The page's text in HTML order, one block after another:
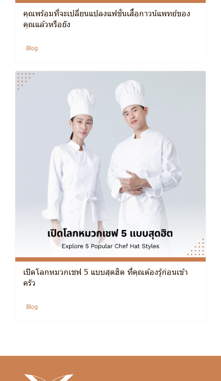
คุณพร้อมที่จะเปลี่ยนแปลงแฟชั่นเสื้อกาวน์แพทย์ของ
คุณแล้วหรือยัง
Blog
เปิดโลกหมวกเชฟ 5 แบบสุดฮิต ที่คุณต้องรู้ก่อนเข้า
ครัว
Blog